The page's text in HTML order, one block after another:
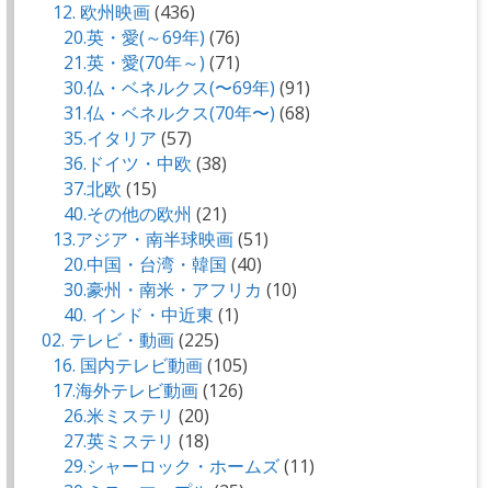
12. 欧州映画(436)
20.英・愛(～69年) (76)
21.英・愛(70年～) (71)
30.仏・ベネルクス(〜69年) (91)
31.仏・ベネルクス(70年〜) (68)
35.イタリア (57)
36.ドイツ・中欧 (38)
37.北欧 (15)
40.その他の欧州 (21)
13.アジア・南半球映画(51)
20.中国・台湾・韓国 (40)
30.豪州・南米・アフリカ (10)
40. インド・中近東 (1)
02. テレビ・動画(225)
16. 国内テレビ動画(105)
17.海外テレビ動画(126)
26.米ミステリ (20)
27.英ミステリ (18)
29.シャーロック・ホームズ(11)